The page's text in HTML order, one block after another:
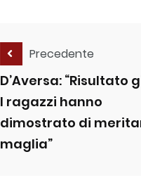
Precedente
D’Aversa: “Risultato
I ragazzi hanno
dimostrato di
maglia”